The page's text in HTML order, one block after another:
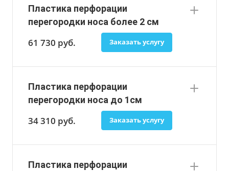
Пластика перфорации
перегородки носа более 2 см
61 730 руб. Заказать услугу
Пластика перфорации
перегородки носа до 1см
34 310 руб. Заказать услугу
Пластика перфорации